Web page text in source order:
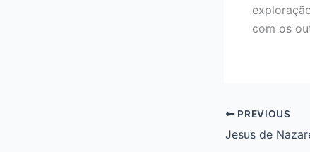
com os
PREVIOUS